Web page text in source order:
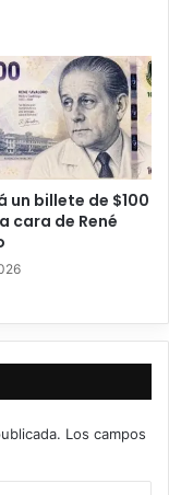
un billete de $100
cara de René
Los campos